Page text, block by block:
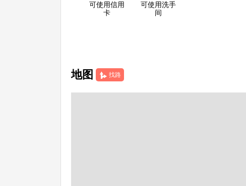
可使用信用
卡
可使用洗手
间
地图 找路